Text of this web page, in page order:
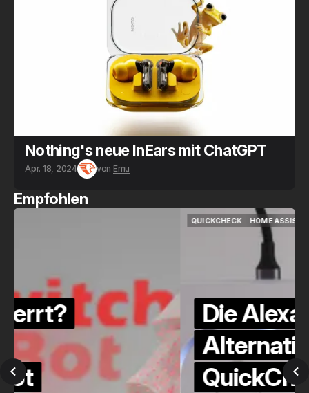
Nothing's neue InEars mit ChatGPT
Apr. 18, 2024 von Emu
Empfohlen
Die Alexa-
Alternative?
QuickCheck: